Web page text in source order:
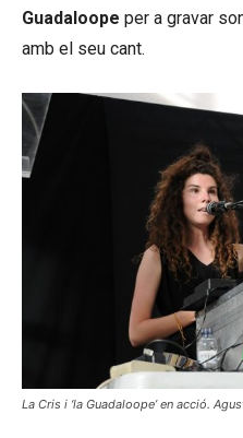
Guadaloope per a gravar
amb el seu cant.
La Cris i ‘la Guadaloope’ en acció.